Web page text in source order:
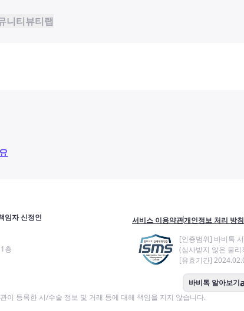
니티뷰티랩
임자 신정인
층
서비스 이용약관개인정보 처리 방침
[인증범위] 바비톡
(심사받지 않은 물리
[유효기간]
바비톡 알아보기
이 등록한 시/수술 정보 및 거래 등에 대해 책임을 지지 않습니다.